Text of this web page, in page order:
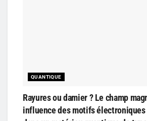
QUANTIQUE
Rayures ou damier ? Le champ
influence des motifs